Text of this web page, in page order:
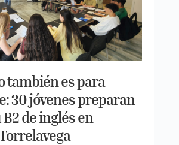
también es para
30 jóvenes preparan
de inglés en